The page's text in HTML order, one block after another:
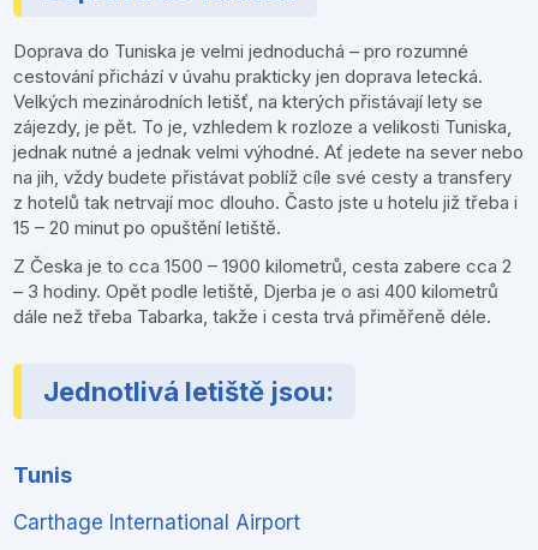
Doprava do Tuniska je velmi jednoduchá – pro rozumné
cestování přichází v úvahu prakticky jen doprava letecká.
Velkých mezinárodních letišť, na kterých přistávají lety se
zájezdy, je pět. To je, vzhledem k rozloze a velikosti Tuniska,
jednak nutné a jednak velmi výhodné. Ať jedete na sever nebo
na jih, vždy budete přistávat poblíž cíle své cesty a transfery
z hotelů tak netrvají moc dlouho. Často jste u hotelu již třeba i
15 – 20 minut po opuštění letiště.
Z Česka je to cca 1500 – 1900 kilometrů, cesta zabere cca 2
– 3 hodiny. Opět podle letiště, Djerba je o asi 400 kilometrů
dále než třeba Tabarka, takže i cesta trvá přiměřeně déle.
Jednotlivá letiště jsou:
Tunis
Carthage International Airport